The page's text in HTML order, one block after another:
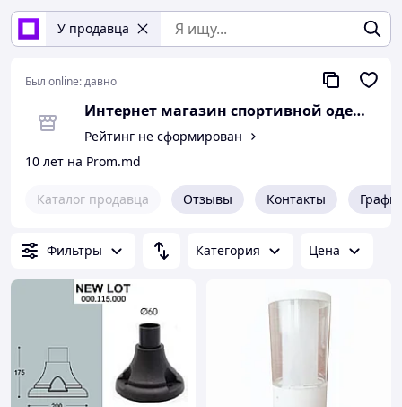
У продавца
Был online:давно
Интернет магазин спортивной одежды
Рейтинг не сформирован
10 лет на Prom.md
Каталог продавца Отзывы Контакты
Фильтры Категория Цена